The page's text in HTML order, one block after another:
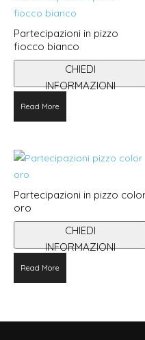
Partecipazioni in pizzo
fiocco bianco
CHIEDI
INFORMAZIONI
Read More
varianti.
opzioni
essere
scelte
Partecipazioni in pizzo
oro
CHIEDI
INFORMAZIONI
Read More